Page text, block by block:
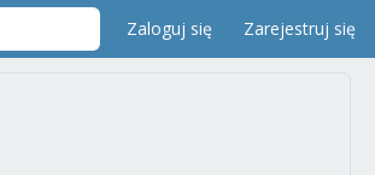
Zaloguj się Zarejestruj się